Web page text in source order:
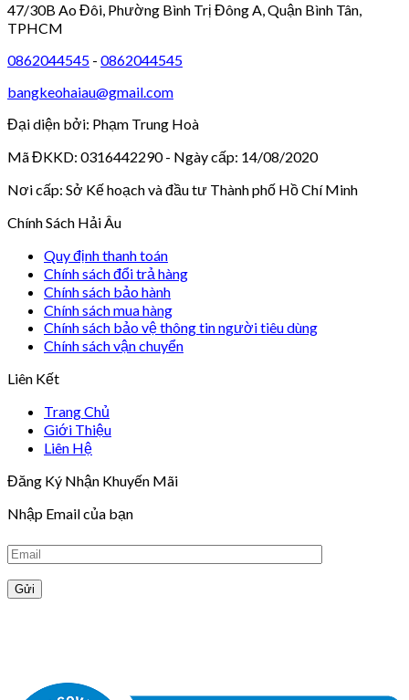
47/30B Ao Đôi, Phường Bình Trị Đông A, Quận Bình Tân,
TPHCM
0862044545 - 0862044545
bangkeohaiau@gmail.com
Đại diện bởi: Phạm Trung Hoà
Mã ĐKKD: 0316442290 - Ngày cấp: 14/08/2020
Nơi cấp: Sở Kế hoạch và đầu tư Thành phố Hồ Chí Minh
Chính Sách Hải Âu
Quy định thanh toán
Chính sách đổi trả hàng
Chính sách bảo hành
Chính sách mua hàng
Chính sách bảo vệ thông tin người tiêu dùng
Chính sách vận chuyển
Liên Kết
Trang Chủ
Giới Thiệu
Liên Hệ
Đăng Ký Nhận Khuyến Mãi
Nhập Email của bạn